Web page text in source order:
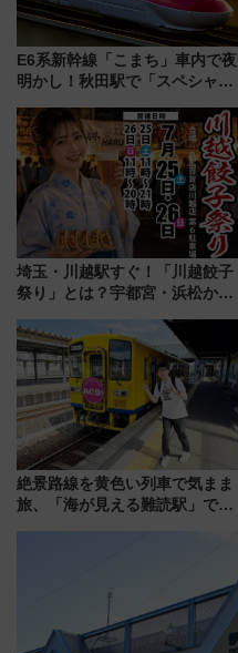
E6系新幹線「こまち」車内で夜
明かし！秋田駅で「スペシャル
法は？
埼玉・川越駅すぐ！「川越餃子
祭り」とは？宇都宮・浜松から
を食べ比べ【7月25日・26日開
催】
絶景路線を黄色い列車で気まま
旅、「海が見える難読駅」で幸